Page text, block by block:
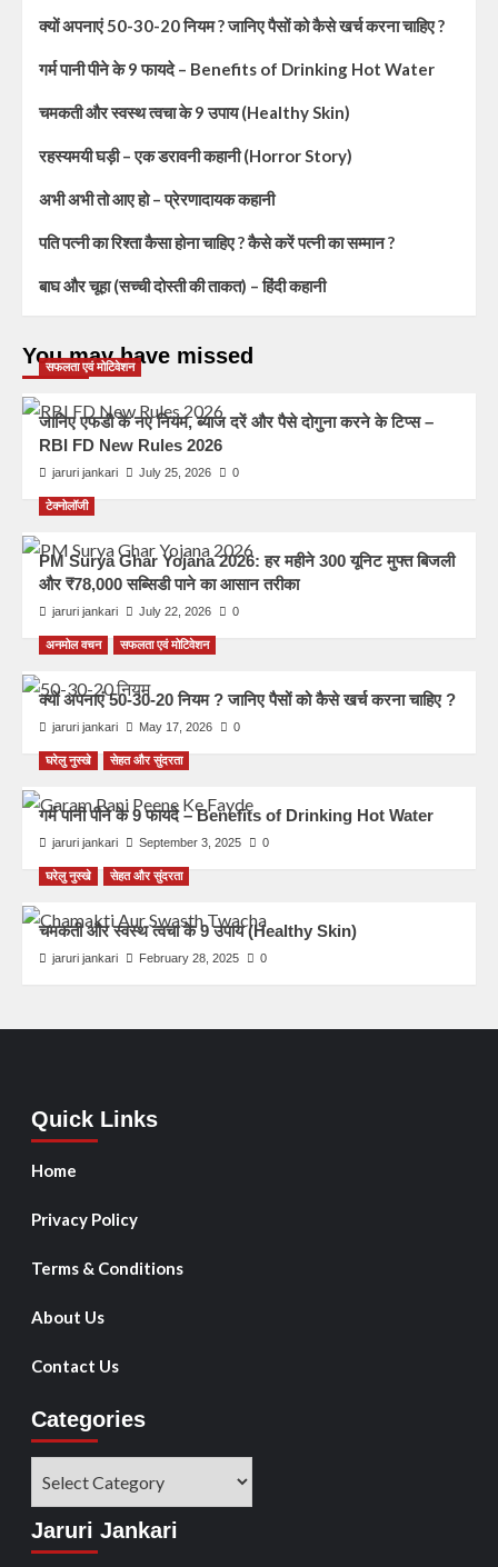
क्यों अपनाएं 50-30-20 नियम ? जानिए पैसों को कैसे खर्च करना चाहिए ?
गर्म पानी पीने के 9 फायदे – Benefits of Drinking Hot Water
चमकती और स्वस्थ त्वचा के 9 उपाय (Healthy Skin)
रहस्यमयी घड़ी – एक डरावनी कहानी (Horror Story)
अभी अभी तो आए हो – प्रेरणादायक कहानी
पति पत्नी का रिश्ता कैसा होना चाहिए ? कैसे करें पत्नी का सम्मान ?
बाघ और चूहा (सच्ची दोस्ती की ताकत) – हिंदी कहानी
You may have missed
सफलता एवं मोटिवेशन
जानिए एफडी के नए नियम, ब्याज दरें और पैसे दोगुना करने के टिप्स –
RBI FD New Rules 2026
jaruri jankari July 25, 2026 0
टेक्नोलॉजी
PM Surya Ghar Yojana 2026: हर महीने 300 यूनिट मुफ्त बिजली
और ₹78,000 सब्सिडी पाने का आसान तरीका
jaruri jankari July 22, 2026 0
अनमोल वचन सफलता एवं मोटिवेशन
क्यों अपनाएं 50-30-20 नियम ? जानिए पैसों को कैसे खर्च करना चाहिए ?
jaruri jankari May 17, 2026 0
घरेलु नुस्खे सेहत और सुंदरता
गर्म पानी पीने के 9 फायदे – Benefits of Drinking Hot Water
jaruri jankari September 3, 2025 0
घरेलु नुस्खे सेहत और सुंदरता
चमकती और स्वस्थ त्वचा के 9 उपाय (Healthy Skin)
jaruri jankari February 28, 2025 0
Quick Links
Home
Privacy Policy
Terms & Conditions
About Us
Contact Us
Categories
Jaruri Jankari